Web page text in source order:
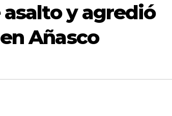
y agredió
Añasco